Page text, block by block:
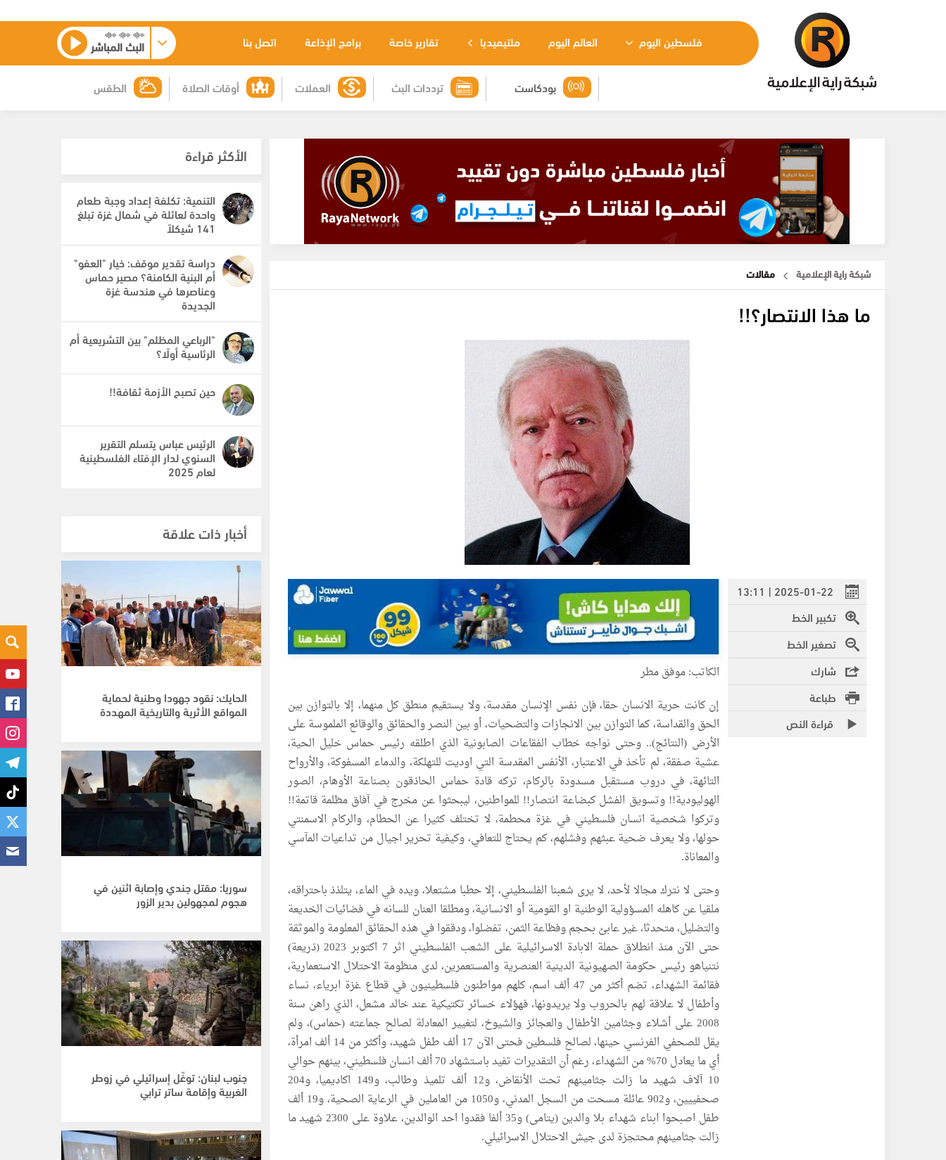
فلسطين اليوم العالم اليوم ملتيميديا تقارير خاصة برامج الإذاعة اتصل بنا البث المباشر
الطقس أوقات الصلاة العملات ترددات البث بودكاست
شبكة راية الإعلامية مقالات
ما هذا الانتصار؟!!
2025-01-22 | 13:11
تكبير الخط
تصغير الخط
شارك
طباعة
قراءة النص
الكاتب: موفق مطر
إن كانت حرية الانسان حقا، فإن نفس الإنسان مقدسة، ولا يستقيم منطق كل منهما، إلا بالتوازن بين
الحق والقداسة، كما التوازن بين الانجازات والتضحيات، أو بين النصر والحقائق والوقائع الملموسة على
الأرض (النتائج).. وحتى نواجه خطاب الفقاعات الصابونية الذي اطلقه رئيس حماس خليل الحية،
عشية صفقة، لم تأخذ في الاعتبار، الأنفس المقدسة التي اوديت للتهلكة، والدماء المسفوكة، والأرواح
التائهة، في دروب مستقبل مسدودة بالركام، تركه قادة حماس الحاذقون بصناعة الأوهام، الصور
الهوليودية!! وتسويق الفشل كبضاعة انتصار!! للمواطنين، ليبحثوا عن مخرج في آفاق مظلمة قاتمة!!
وتركوا شخصية انسان فلسطيني في غزة محطمة، لا تختلف كثيرا عن الحطام، والركام الاسمنتي
حولها، ولا يعرف ضحية عبثهم وفشلهم، كم يحتاج للتعافي، وكيفية تحرير اجيال من تداعيات المآسي
والمعاناة.
وحتى لا نترك مجالا لأحد، لا يرى شعبنا الفلسطيني، إلا حطبا مشتعلا، ويده في الماء، يتلذذ باحتراقه،
ملقيا عن كاهله المسؤولية الوطنية او القومية أو الانسانية، ومطلقا العنان للسانه في فضائيات الخديعة
والتضليل، متحدثا، غير عابئ بحجم وفظاعة الثمن، تفضلوا، ودققوا في هذه الحقائق المعلومة والموثقة
حتى الآن منذ انطلاق حملة الابادة الاسرائيلية على الشعب الفلسطيني اثر 7 اكتوبر 2023 (ذريعة)
نتنياهو رئيس حكومة الصهيونية الدينية العنصرية والمستعمرين، لدى منظومة الاحتلال الاستعمارية،
فقائمة الشهداء، تضم أكثر من 47 ألف اسم، كلهم مواطنون فلسطينيون في قطاع غزة ابرياء، نساء
وأطفال لا علاقة لهم بالحروب ولا يريدونها، فهؤلاء خسائر تكتيكية عند خالد مشعل، الذي راهن سنة
2008 على أشلاء وجثامين الأطفال والعجائز والشيوخ، لتغيير المعادلة لصالح جماعته (حماس)، ولم
يقل للصحفي الفرنسي حينها، لصالح فلسطين فحتى الآن 17 ألف طفل شهيد، وأكثر من 14 ألف امرأة،
أي ما يعادل 70% من الشهداء، رغم أن التقديرات تفيد باستشهاد 70 ألف انسان فلسطيني، بينهم حوالي
10 آلاف شهيد ما زالت جثامينهم تحت الأنقاض، و12 ألف تلميذ وطالب، و149 اكاديميا، و204
صحفييين، و902 عائلة مسحت من السجل المدني، و1050 من العاملين في الرعاية الصحية، و19 ألف
طفل اصبحوا ابناء شهداء بلا والدين (يتامى) و35 ألفا فقدوا احد الوالدين، علاوة على 2300 شهيد ما
زالت جثامينهم محتجزة لدى جيش الاحتلال الاسرائيلي.
الأكثر قراءة
التنمية: تكلفة إعداد وجبة طعام
واحدة لعائلة في شمال غزة تبلغ
141 شيكلاً
دراسة تقدير موقف: خيار "العفو"
أم البنية الكامنة؟ مصير حماس
وعناصرها في هندسة غزة
الجديدة
"الرباعي المظلم" بين التشريعية أم
الرئاسية أولًا؟
حين تصبح الأزمة ثقافة!!
الرئيس عباس يتسلم التقرير
السنوي لدار الإفتاء الفلسطينية
لعام 2025
أخبار ذات علاقة
الحايك: نقود جهودا وطنية لحماية
المواقع الأثرية والتاريخية المهددة
سوريا: مقتل جندي وإصابة اثنين في
هجوم لمجهولين بدير الزور
جنوب لبنان: توغّل إسرائيلي في زوطر
الغربية وإقامة ساتر ترابي